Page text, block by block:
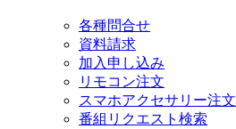
各種問合せ
資料請求
加入申し込み
リモコン注文
スマホアクセサリー注文
番組リクエスト検索